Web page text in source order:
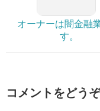
オーナーは闇金融
す。
コメントをどうぞ